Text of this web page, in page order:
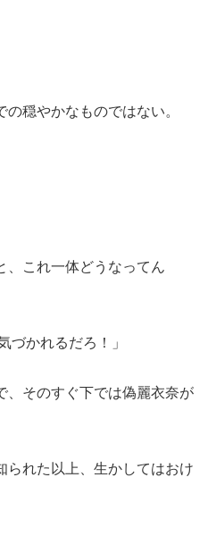
穏やかなものではない。
、これ一体どうなってん
づかれるだろ！」
、そのすぐ下では偽麗衣奈が
られた以上、生かしてはおけ